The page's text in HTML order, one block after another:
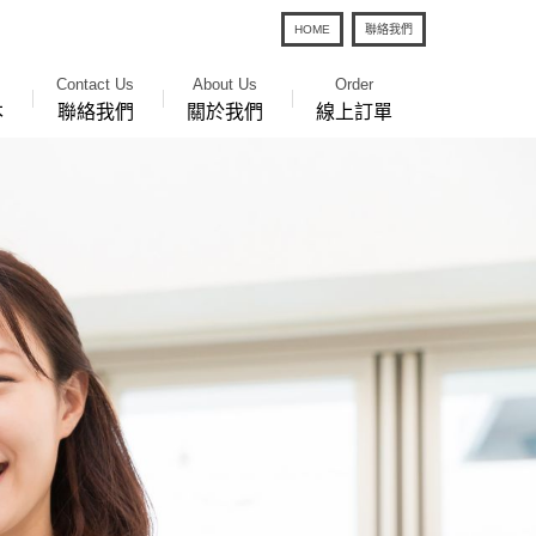
HOME 聯絡我們
Contact Us
聯絡我們
About Us
關於我們
Order
線上訂單